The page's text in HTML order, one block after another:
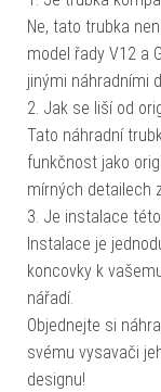
Ne, tato trubka
model řady V12 a
jinými náhradními
2. Jak se liší od
Tato náhradní
funkčnost jako
mírných detailech
3. Je instalace
Instalace je
koncovky k
nářadí.
Objednejte si
svému vysavači
designu!